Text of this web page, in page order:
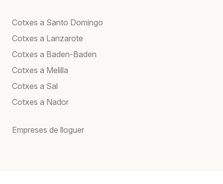
Cotxes a Santo Domingo
Cotxes a Lanzarote
Cotxes a Baden-Baden
Cotxes a Melilla
Cotxes a Sal
Cotxes a Nador
Empreses de lloguer